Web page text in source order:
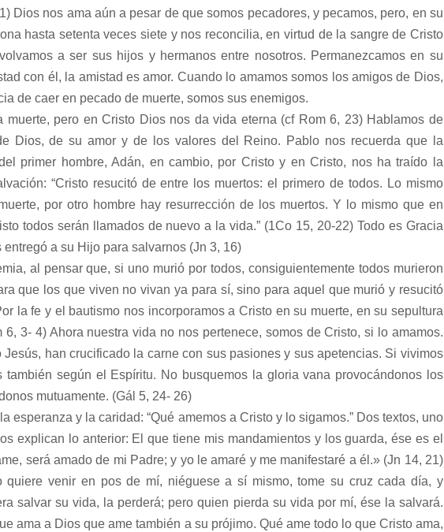
Dios nos ama aún a pesar de que somos pecadores, y pecamos, pero, en su
hasta setenta veces siete y nos reconcilia, en virtud de la sangre de Cristo
a ser sus hijos y hermanos entre nosotros. Permanezcamos en su
con él, la amistad es amor. Cuando lo amamos somos los amigos de Dios,
de caer en pecado de muerte, somos sus enemigos.
muerte, pero en Cristo Dios nos da vida eterna (cf Rom 6, 23) Hablamos de
Dios, de su amor y de los valores del Reino. Pablo nos recuerda que la
primer hombre, Adán, en cambio, por Cristo y en Cristo, nos ha traído la
“Cristo resucitó de entre los muertos: el primero de todos. Lo mismo
por otro hombre hay resurrección de los muertos. Y lo mismo que en
todos serán llamados de nuevo a la vida.” (1Co 15, 20-22) Todo es Gracia
a su Hijo para salvarnos (Jn 3, 16)
al pensar que, si uno murió por todos, consiguientemente todos murieron
que los que viven no vivan ya para sí, sino para aquel que murió y resucitó
la fe y el bautismo nos incorporamos a Cristo en su muerte, en su sepultura
6, 3- 4) Ahora nuestra vida no nos pertenece, somos de Cristo, si lo amamos.
Jesús, han crucificado la carne con sus pasiones y sus apetencias. Si vivimos
también según el Espíritu. No busquemos la gloria vana provocándonos los
mutuamente. (Gál 5, 24- 26)
esperanza y la caridad: “Qué amemos a Cristo y lo sigamos.” Dos textos, uno
explican lo anterior: El que tiene mis mandamientos y los guarda, ése es el
será amado de mi Padre; y yo le amaré y me manifestaré a él.» (Jn 14, 21)
quiere venir en pos de mí, niéguese a sí mismo, tome su cruz cada día, y
salvar su vida, la perderá; pero quien pierda su vida por mí, ése la salvará.
ama a Dios que ame también a su prójimo. Qué ame todo lo que Cristo ama,